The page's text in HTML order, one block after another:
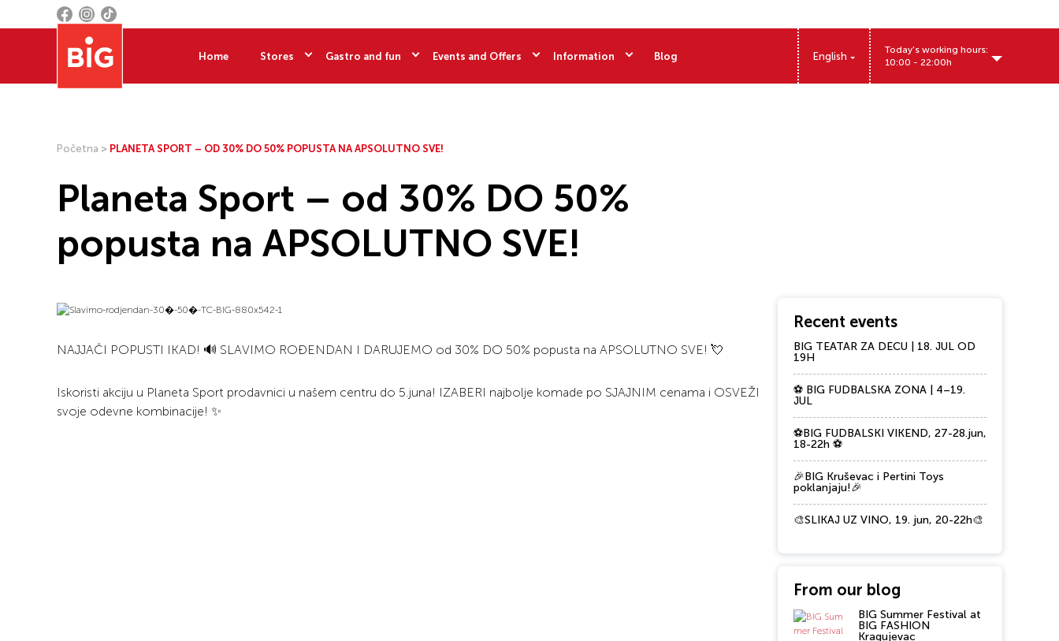
Home Stores Gastro and fun Events and Offers Information Blog English
Today's working hours:
10:00 - 22:00h
Početna > PLANETA SPORT – OD 30% DO 50% POPUSTA NA APSOLUTNO SVE!
Planeta Sport – od 30% DO 50%
popusta na APSOLUTNO SVE!
NAJJAČI POPUSTI IKAD! 🔊 SLAVIMO ROĐENDAN I DARUJEMO od 30% DO 50% popusta na APSOLUTNO SVE! 💘
Iskoristi akciju u Planeta Sport prodavnici u našem centru do 5.juna! IZABERI najbolje komade po SJAJNIM cenama i OSVEŽI
svoje odevne kombinacije! ✨
Recent events
BIG TEATAR ZA DECU | 18. JUL OD
19H
⚽ BIG FUDBALSKA ZONA | 4–19.
JUL
⚽BIG FUDBALSKI VIKEND, 27-28.jun,
18-22h ⚽
🎉BIG Kruševac i Pertini Toys
poklanjaju!🎉
🎨SLIKAJ UZ VINO, 19. jun, 20-22h🎨
From our blog
BIG Summer Festival at
BIG FASHION
Kragujevac